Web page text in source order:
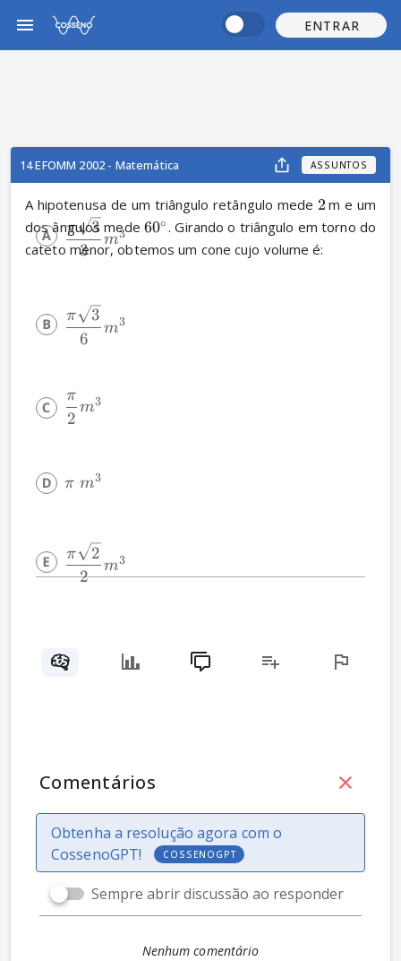
ENTRAR
14 EFOMM 2002 - Matemática ASSUNTOS
A hipotenusa de um triângulo retângulo mede 2 m e um
dos ângulos mede 60∘ . Girando o triângulo em torno do
cateto menor, obtemos um cone cujo volume é:
3
π 3
m3
6
π 3
m3
2
π
m3
π m3
2
π 2
m3
Comentários
Obtenha a resolução agora com o
CossenoGPT!
COSSENOGPT
Sempre abrir discussão ao responder
Nenhum comentário